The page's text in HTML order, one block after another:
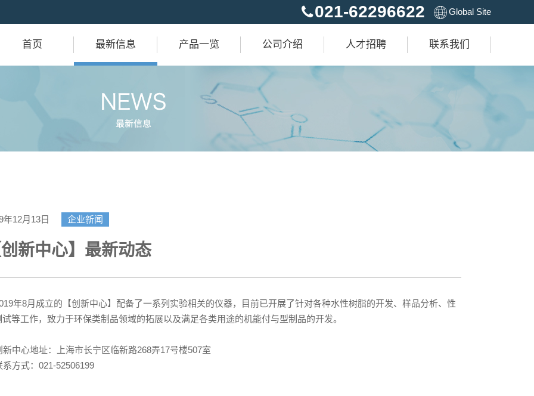
021-62296622 Global Site
首页 最新信息 产品一览 公司介绍 人才招聘 联系我们
年12月13日 企业新闻
新中心】最新动态
年8月成立的【创新中心】配备了一系列实验相关的仪器，目前已开展了针对各种水性树脂的开发、样品分析、性
试等工作，致力于环保类制品领域的拓展以及满足各类用途的机能付与型制品的开发。
中心地址：上海市长宁区临新路268弄17号楼507室
方式：021-52506199